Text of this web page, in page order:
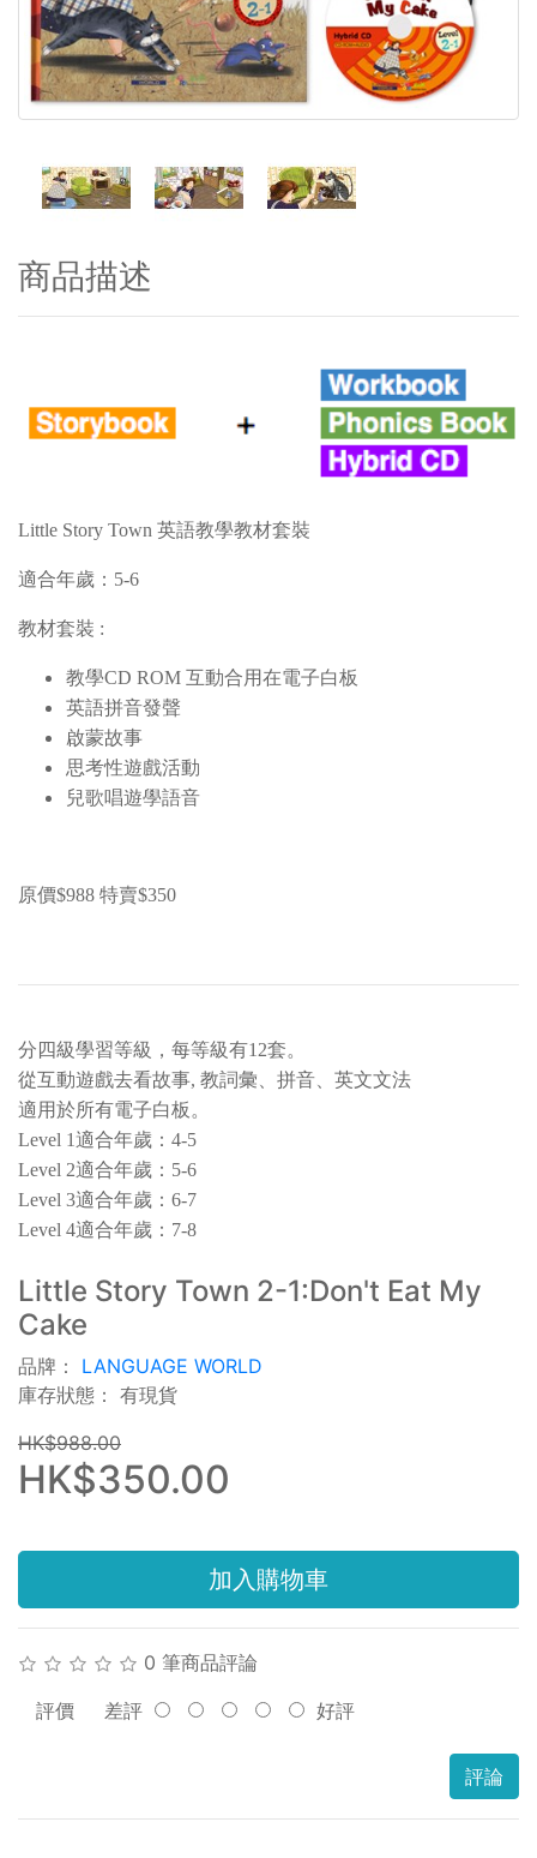
商品描述
Little Story Town 英語教學教材套裝
適合年歲：5-6
教材套裝 :
教學CD ROM 互動合用在電子白板
英語拼音發聲
啟蒙故事
思考性遊戲活動
兒歌唱遊學語音
原價$988 特賣$350
分四級學習等級，每等級有12套。
從互動遊戲去看故事, 教詞彙、拼音、英文文法
適用於所有電子白板。
Level 1適合年歲：4-5
Level 2適合年歲：5-6
Level 3適合年歲：6-7
Level 4適合年歲：7-8
Little Story Town 2-1:Don't Eat My
Cake
品牌： LANGUAGE WORLD
庫存狀態： 有現貨
HK$988.00
HK$350.00
加入購物車
0 筆商品評論
評價 差評 好評
評論